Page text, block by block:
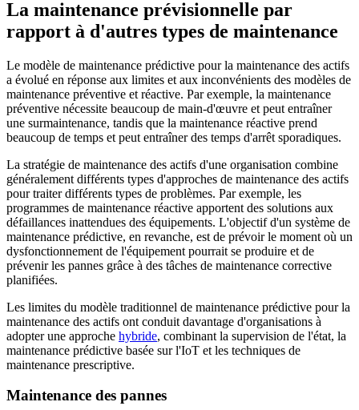
La maintenance prévisionnelle par
rapport à d'autres types de maintenance
Le modèle de maintenance prédictive pour la maintenance des actifs
a évolué en réponse aux limites et aux inconvénients des modèles de
maintenance préventive et réactive. Par exemple, la maintenance
préventive nécessite beaucoup de main-d'œuvre et peut entraîner
une surmaintenance, tandis que la maintenance réactive prend
beaucoup de temps et peut entraîner des temps d'arrêt sporadiques.
La stratégie de maintenance des actifs d'une organisation combine
généralement différents types d'approches de maintenance des actifs
pour traiter différents types de problèmes. Par exemple, les
programmes de maintenance réactive apportent des solutions aux
défaillances inattendues des équipements. L'objectif d'un système de
maintenance prédictive, en revanche, est de prévoir le moment où un
dysfonctionnement de l'équipement pourrait se produire et de
prévenir les pannes grâce à des tâches de maintenance corrective
planifiées.
Les limites du modèle traditionnel de maintenance prédictive pour la
maintenance des actifs ont conduit davantage d'organisations à
adopter une approche hybride, combinant la supervision de l'état, la
maintenance prédictive basée sur l'IoT et les techniques de
maintenance prescriptive.
Maintenance des pannes